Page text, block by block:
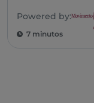
Powered by:
7 minutos